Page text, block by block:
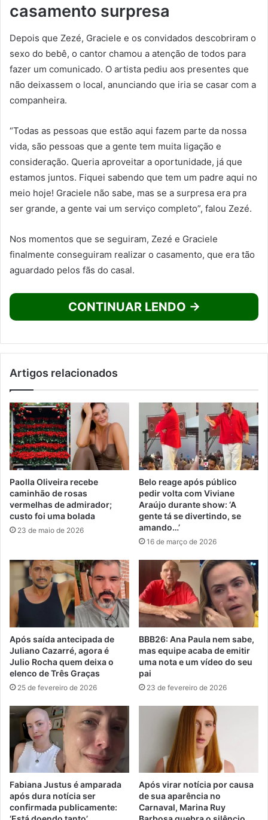
casamento surpresa
Depois que Zezé, Graciele e os convidados descobriram o
sexo do bebê, o cantor chamou a atenção de todos para
fazer um comunicado. O artista pediu aos presentes que
não deixassem o local, anunciando que iria se casar com a
companheira.
“Todas as pessoas que estão aqui fazem parte da nossa
vida, são pessoas que a gente tem muita ligação e
consideração. Queria aproveitar a oportunidade, já que
estamos juntos. Fiquei sabendo que tem um padre aqui no
meio hoje! Graciele não sabe, mas se a surpresa era pra
ser grande, a gente vai um serviço completo”, falou Zezé.
Nos momentos que se seguiram, Zezé e Graciele
finalmente conseguiram realizar o casamento, que era tão
aguardado pelos fãs do casal.
CONTINUAR LENDO →
Artigos relacionados
Paolla Oliveira recebe
caminhão de rosas
vermelhas de admirador;
custo foi uma bolada
23 de maio de 2026
Belo reage após público
pedir volta com Viviane
Araújo durante show: ‘A
gente tá se divertindo, se
amando…’
16 de março de 2026
Após saída antecipada de
Juliano Cazarré, agora é
Julio Rocha quem deixa o
elenco de Três Graças
25 de fevereiro de 2026
BBB26: Ana Paula nem sabe,
mas equipe acaba de emitir
uma nota e um vídeo do seu
pai
23 de fevereiro de 2026
Fabiana Justus é amparada
após dura notícia ser
confirmada publicamente:
Após virar notícia por causa
de sua aparência no
Carnaval, Marina Ruy